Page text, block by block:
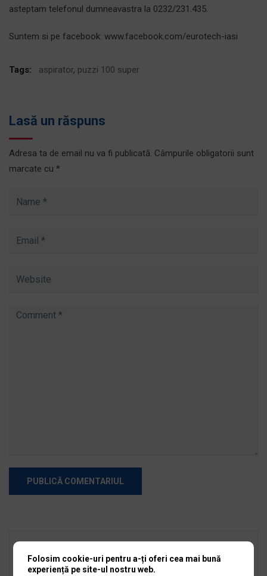
asteptam telefonul dumneavastra la 0232/231.435.
Suntem si pe facebook: www.facebook.com/eurotech-iasi
Tags: aspirator, puzzi 100 super
Lasă un răspuns
Adresa ta de email nu va fi publicată. Câmpurile obligatorii sunt
marcate cu *
Caută
Folosim cookie-uri pentru a-ți oferi cea mai bună
experiență pe site-ul nostru web.